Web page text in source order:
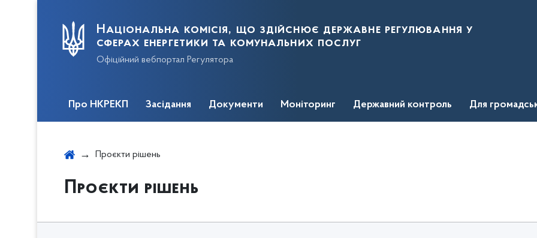
Національна комісія, що здійснює державне регулювання у
сферах енергетики та комунальних послуг
Офіційний вебпортал Регулятора
Про НКРЕКП Засідання Документи Моніторинг Державний контроль Для
Проєкти рішень
Проєкти рішень